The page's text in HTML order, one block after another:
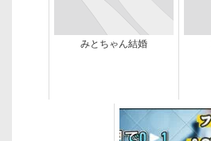
みとちゃん結婚